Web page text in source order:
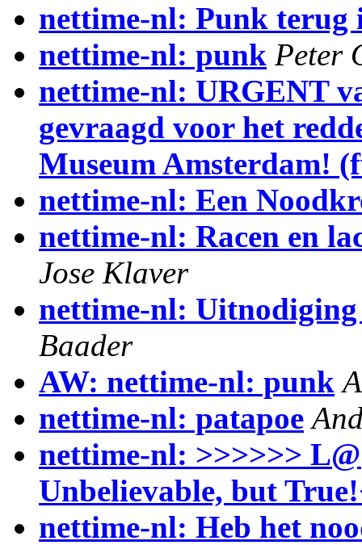
nettime-nl: Punk terug
nettime-nl: punk Peter
nettime-nl: URGENT
gevraagd voor het
Museum Amsterdam!
nettime-nl: Een
nettime-nl: Racen en
Jose Klaver
nettime-nl: Uitnodiging
Baader
AW: nettime-nl: punk
nettime-nl: patapoe
nettime-nl: >>>>>>
Unbelievable, but
nettime-nl: Heb het